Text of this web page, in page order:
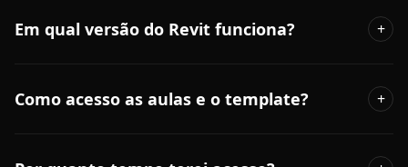
Em qual versão do Revit funciona? +
Como acesso as aulas e o template? +